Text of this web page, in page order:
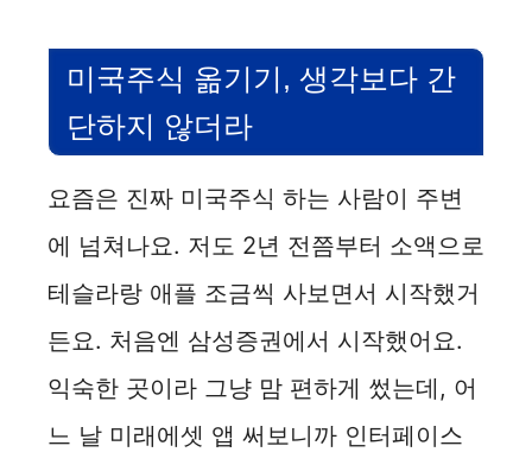
미국주식 옮기기, 생각보다 간
단하지 않더라
요즘은 진짜 미국주식 하는 사람이 주변
에 넘쳐나요. 저도 2년 전쯤부터 소액으로
테슬라랑 애플 조금씩 사보면서 시작했거
든요. 처음엔 삼성증권에서 시작했어요.
익숙한 곳이라 그냥 맘 편하게 썼는데, 어
느 날 미래에셋 앱 써보니까 인터페이스